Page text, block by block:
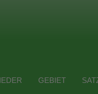
GEBIET